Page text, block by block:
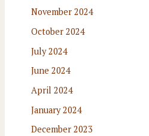
November 2024
October 2024
July 2024
June 2024
April 2024
January 2024
December 2023